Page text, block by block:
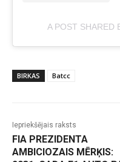
A POST SHARED
BIRKAS Batcc
Iepriekšējais raksts
FIA PREZIDENTA
AMBICIOZAIS MĒRĶIS: